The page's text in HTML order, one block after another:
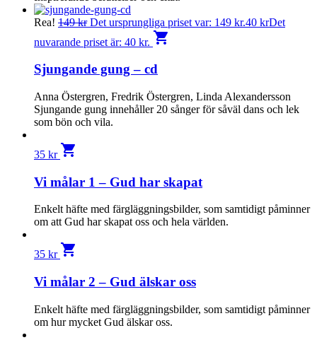
Rea! 149kr Det ursprungliga priset var: 149 kr.40 krDet
nuvarande priset är: 40 kr. shopping_cart
Sjungande gung – cd
Anna Östergren, Fredrik Östergren, Linda Alexandersson
Sjungande gung innehåller 20 sånger för såväl dans och lek
som bön och vila.
35 kr shopping_cart
Vi målar 1 – Gud har skapat
Enkelt häfte med färgläggningsbilder, som samtidigt påminner
om att Gud har skapat oss och hela världen.
35 kr shopping_cart
Vi målar 2 – Gud älskar oss
Enkelt häfte med färgläggningsbilder, som samtidigt påminner
om hur mycket Gud älskar oss.